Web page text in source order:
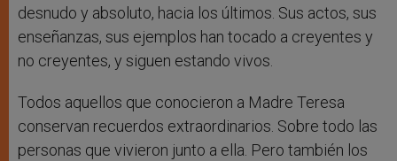
desnudo y absoluto, hacia los últimos. Sus actos, sus
enseñanzas, sus ejemplos han tocado a creyentes y
no creyentes, y siguen estando vivos.
Todos aquellos que conocieron a Madre Teresa
conservan recuerdos extraordinarios. Sobre todo las
personas que vivieron junto a ella. Pero también los